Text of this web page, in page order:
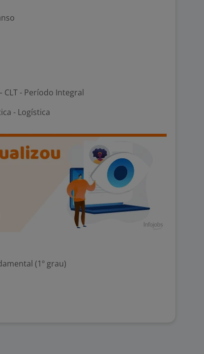
CLT - Período Integral
- Logística
(1º grau)